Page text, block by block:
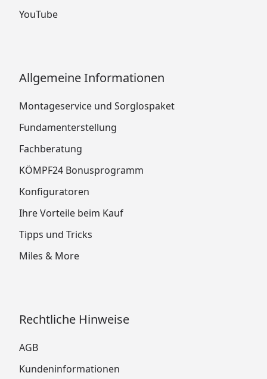
YouTube
Allgemeine Informationen
Montageservice und Sorglospaket
Fundamenterstellung
Fachberatung
KÖMPF24 Bonusprogramm
Konfiguratoren
Ihre Vorteile beim Kauf
Tipps und Tricks
Miles & More
Rechtliche Hinweise
AGB
Kundeninformationen